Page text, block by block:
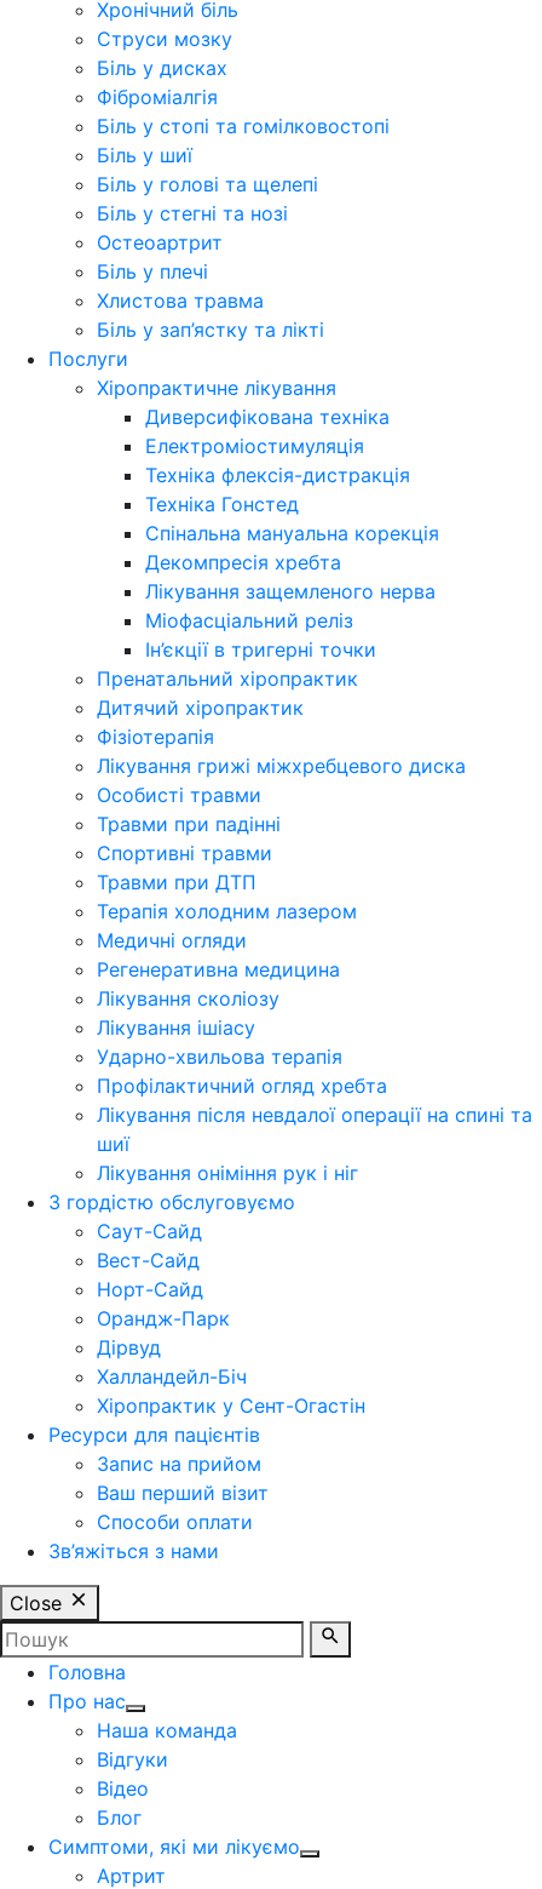
Хронічний біль
Струси мозку
Біль у дисках
Фіброміалгія
Біль у стопі та гомілковостопі
Біль у шиї
Біль у голові та щелепі
Біль у стегні та нозі
Остеоартрит
Біль у плечі
Хлистова травма
Біль у зап’ястку та лікті
Послуги
Хіропрактичне лікування
Диверсифікована техніка
Електроміостимуляція
Техніка флексія-дистракція
Техніка Гонстед
Спінальна мануальна корекція
Декомпресія хребта
Лікування защемленого нерва
Міофасціальний реліз
Ін’єкції в тригерні точки
Пренатальний хіропрактик
Дитячий хіропрактик
Фізіотерапія
Лікування грижі міжхребцевого диска
Особисті травми
Травми при падінні
Спортивні травми
Травми при ДТП
Терапія холодним лазером
Медичні огляди
Регенеративна медицина
Лікування сколіозу
Лікування ішіасу
Ударно-хвильова терапія
Профілактичний огляд хребта
Лікування після невдалої операції на спині та
шиї
Лікування оніміння рук і ніг
З гордістю обслуговуємо
Саут-Сайд
Вест-Сайд
Норт-Сайд
Орандж-Парк
Дірвуд
Халландейл-Біч
Хіропрактик у Сент-Огастін
Ресурси для пацієнтів
Запис на прийом
Ваш перший візит
Способи оплати
Зв’яжіться з нами
Close
Головна
Про нас
Наша команда
Відгуки
Відео
Блог
Симптоми, які ми лікуємо
Артрит